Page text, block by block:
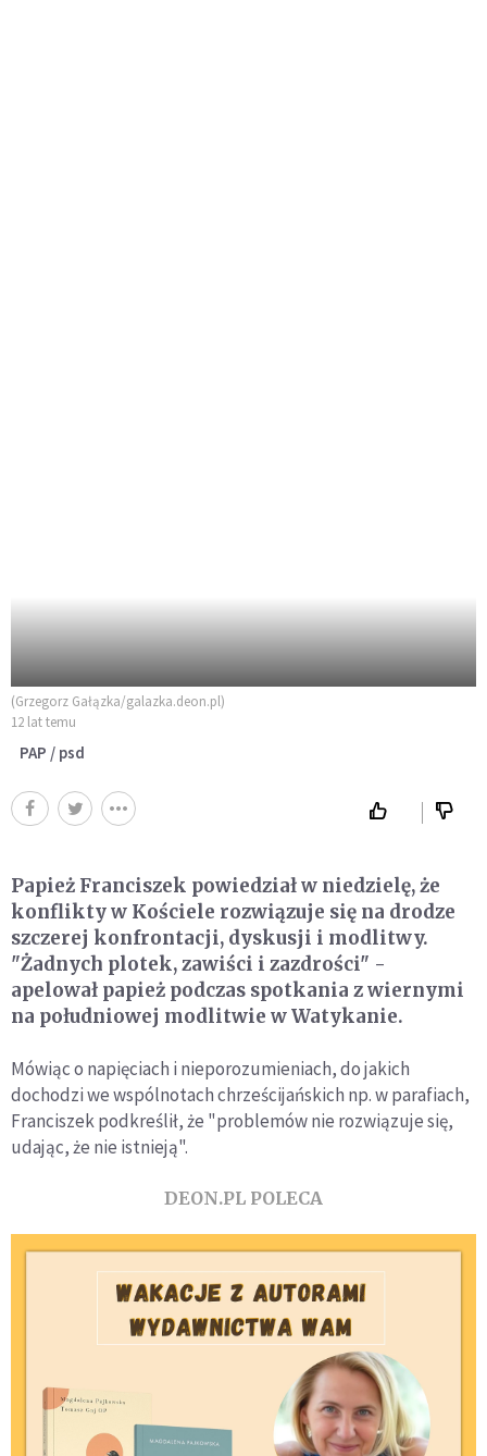
(Grzegorz Gałązka/galazka.deon.pl)
12 lat temu
PAP / psd
Papież Franciszek powiedział w niedzielę, że
konflikty w Kościele rozwiązuje się na drodze
szczerej konfrontacji, dyskusji i modlitwy.
"Żadnych plotek, zawiści i zazdrości" -
apelował papież podczas spotkania z wiernymi
na południowej modlitwie w Watykanie.
Mówiąc o napięciach i nieporozumieniach, do jakich
dochodzi we wspólnotach chrześcijańskich np. w parafiach,
Franciszek podkreślił, że "problemów nie rozwiązuje się,
udając, że nie istnieją".
DEON.PL POLECA